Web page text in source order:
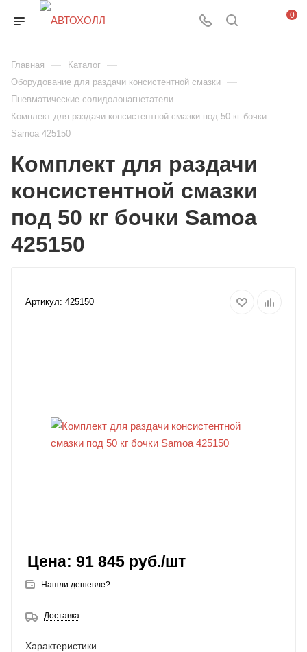
0
Главная — Каталог —
Оборудование для раздачи консистентной смазки —
Пневматические солидолонагнетатели —
Комплект для раздачи консистентной смазки под 50 кг бочки
Samoa 425150
Комплект для раздачи
консистентной смазки
под 50 кг бочки Samoa
425150
Артикул: 425150
91 845 руб./шт
Нашли дешевле?
Доставка
Характеристики